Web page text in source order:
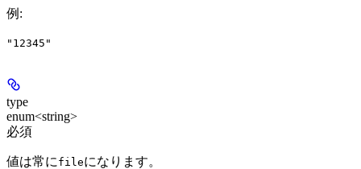
例 :
"12345"
type
enum<string>
必須
値は常に fileになります。